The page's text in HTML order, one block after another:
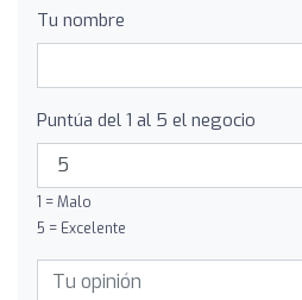
Tu nombre
Puntúa del 1 al 5 el negocio
1 = Malo
5 = Excelente